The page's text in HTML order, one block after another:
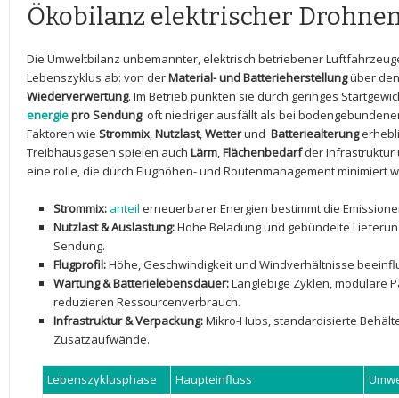
Ökobilanz ⁣elektrischer
Die Umweltbilanz unbemannter, elektrisch⁢ betriebener
Lebenszyklus ⁣ab: von ‍derMaterial- und Batterieherstellung⁢über⁣
Wiederverwertung.⁣ Im⁤ Betrieb punkten sie ‌durch geringes
energiepro Sendung oft niedriger ausfällt als bei⁢
Faktoren wie Strommix Nutzlast, Wetterund ⁢ Batteriealterung
Treibhausgasen spielen ⁢auch Lärm Flächenbedarfder⁢ Infrastruktur
eine rolle, die durch Flughöhen- und​ Routenmanagement minimiert​
Strommix: anteil erneuerbarer Energien bestimmt die
Nutzlast⁤ & ⁢Auslastung:Hohe Beladung und gebündelte
Sendung.
Flugprofil:Höhe, ‍Geschwindigkeit und Windverhältnisse
Wartung & Batterielebensdauer:Langlebige Zyklen, modulare⁢
reduzieren Ressourcenverbrauch.
Infrastruktur & Verpackung:Mikro-Hubs, ⁢standardisierte
⁤Zusatzaufwände.
Lebenszyklusphase Haupteinfluss